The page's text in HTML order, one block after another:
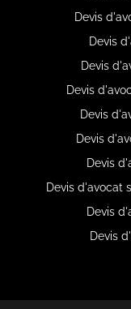
Devis
Devis
Devis
Devis
Devis
Devis
Devis
Devis d'avocat
Devis
Devis